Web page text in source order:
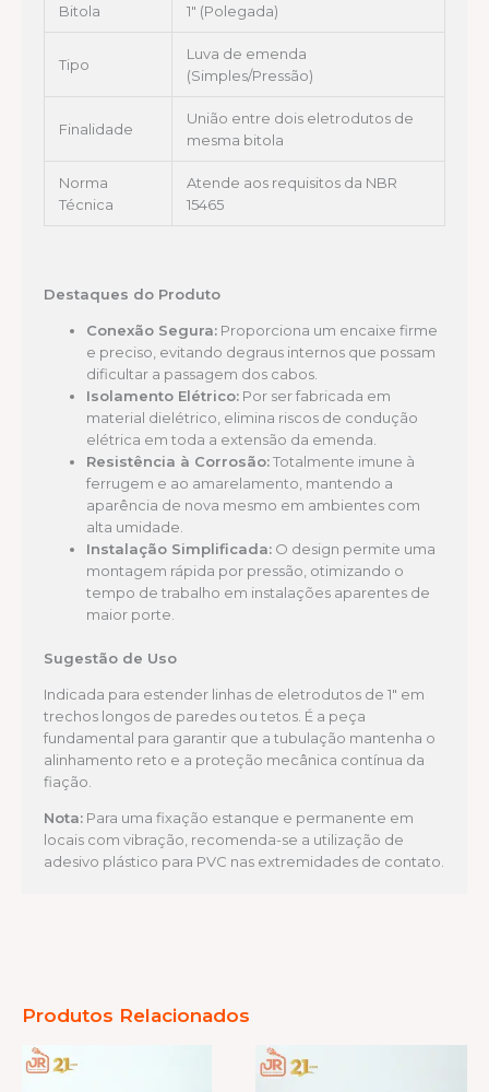
Bitola 1″ (Polegada)
Tipo
Luva de emenda
(Simples/Pressão)
Finalidade
União entre dois eletrodutos de
mesma bitola
Norma
Técnica
Atende aos requisitos da NBR
15465
Destaques do Produto
Conexão Segura: Proporciona um encaixe firme
e preciso, evitando degraus internos que possam
dificultar a passagem dos cabos.
Isolamento Elétrico: Por ser fabricada em
material dielétrico, elimina riscos de condução
elétrica em toda a extensão da emenda.
Resistência à Corrosão:Totalmente imune à
ferrugem e ao amarelamento, mantendo a
aparência de nova mesmo em ambientes com
alta umidade.
Instalação Simplificada: O design permite uma
montagem rápida por pressão, otimizando o
tempo de trabalho em instalações aparentes de
maior porte.
Sugestão de Uso
Indicada para estender linhas de eletrodutos de 1″ em
trechos longos de paredes ou tetos. É a peça
fundamental para garantir que a tubulação mantenha o
alinhamento reto e a proteção mecânica contínua da
fiação.
Nota: Para uma fixação estanque e permanente em
locais com vibração, recomenda-se a utilização de
adesivo plástico para PVC nas extremidades de contato.
Produtos Relacionados